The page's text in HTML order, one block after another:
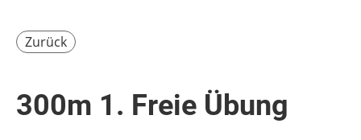
Zurück
300m 1. Freie Übung